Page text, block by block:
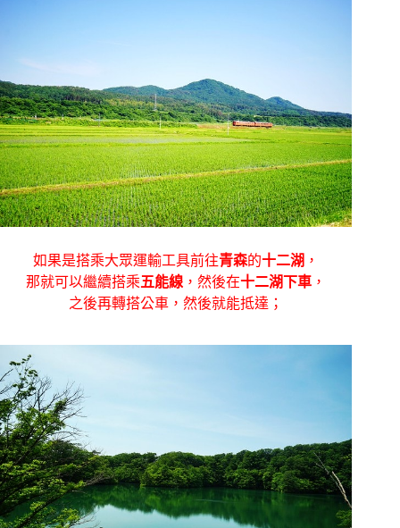
如果是搭乘大眾運輸工具前往青森的十二湖 ，
那就可以繼續搭乘五能線 ，然後在十二湖下車 ，
之後再轉搭公車，然後就能抵達；